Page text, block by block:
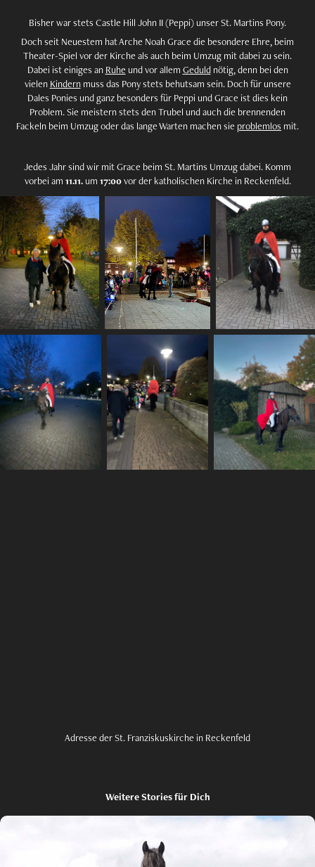
Bisher war stets Castle Hill John II (Peppi) unser St. Martins Pony.
Doch seit Neuestem hat Arche Noah Grace die besondere Ehre, beim
Theater-Spiel vor der Kirche als auch beim Umzug mit dabei zu sein.
Dabei ist einiges an Ruhe und vor allem Geduldnötig, denn bei den
vielen Kindernmuss das Pony stets behutsam sein. Doch für unsere
Dales Ponies und ganz besonders für Peppi und Grace ist dies kein
Problem. Sie meistern stets den Trubel und auch die brennenden
Fackeln beim Umzug oder das lange Warten machen sie problemlos mit.
Jedes Jahr sind wir mit Grace beim St. Martins Umzug dabei. Komm
vorbei am 11.11.um 17:00vor der katholischen Kirche in Reckenfeld.
Adresse der St. Franziskuskirche in Reckenfeld
Weitere Stories für Dich